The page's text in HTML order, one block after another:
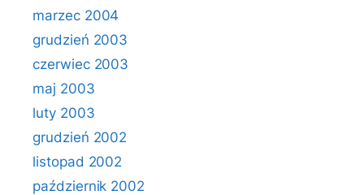
marzec 2004
grudzień 2003
czerwiec 2003
maj 2003
luty 2003
grudzień 2002
listopad 2002
październik 2002